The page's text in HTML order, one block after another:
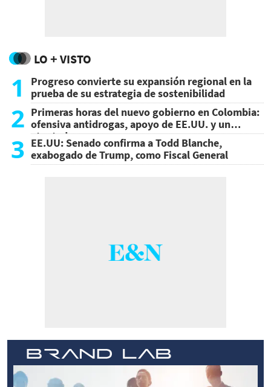
LO + VISTO
1
Progreso convierte su expansión regional en la
prueba de su estrategia de sostenibilidad
2 Primeras horas del nuevo gobierno en Colombia:
ofensiva antidrogas, apoyo de EE.UU. y un
atentado
3 EE.UU: Senado confirma a Todd Blanche,
exabogado de Trump, como Fiscal General